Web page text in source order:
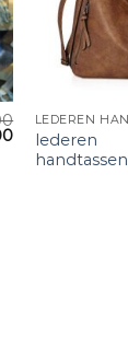
lederen
handtassen